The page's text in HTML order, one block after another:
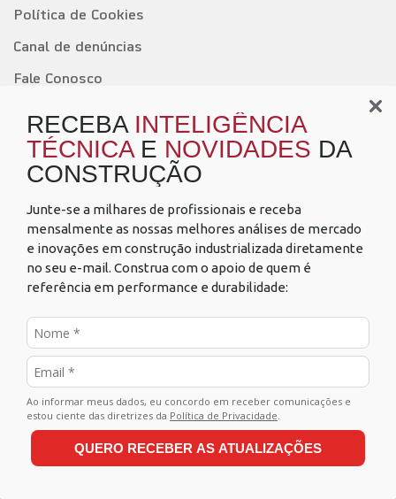
RECEBA INTELIGÊNCIA
TÉCNICA E NOVIDADES DA
CONSTRUÇÃO
Junte-se a milhares de profissionais e receba
mensalmente as nossas melhores análises de mercado
e inovações em construção industrializada diretamente
no seu e-mail. Construa com o apoio de quem é
referência em performance e durabilidade:
Ao informar meus dados, eu concordo em receber comunicações e
estou ciente das diretrizes da Política de Privacidade.
QUERO RECEBER AS ATUALIZAÇÕES
Política de Cookies
Canal de denúncias
Fale Conosco
0800 021 1709
Seg a Sex das 7h30 às 17h30
exceto feriados
Eternit © 2026 todos os direitos reservados.
Utilizamos cookies e outras tecnologias para
acordo com a nossa
ao continuar navegando, você concorda com
estas condições.
Saiba mais sobrecookiesou como inativá-los
nas configurações do seu computador.
Aceitar e fechar